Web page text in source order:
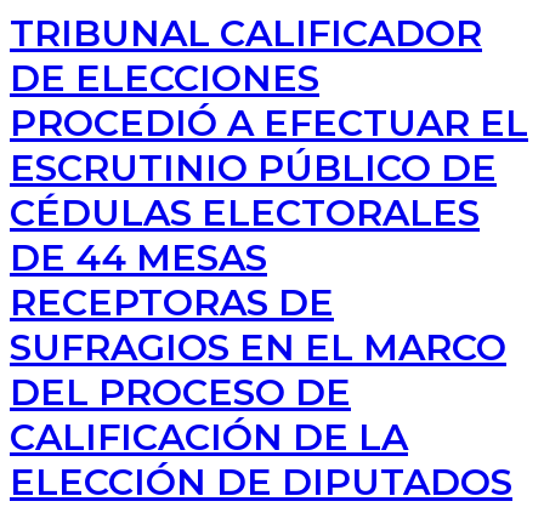
TRIBUNAL CALIFICADOR
DE ELECCIONES
PROCEDIÓ A EFECTUAR EL
ESCRUTINIO PÚBLICO DE
CÉDULAS ELECTORALES
DE 44 MESAS
RECEPTORAS DE
SUFRAGIOS EN EL MARCO
DEL PROCESO DE
CALIFICACIÓN DE LA
ELECCIÓN DE DIPUTADOS